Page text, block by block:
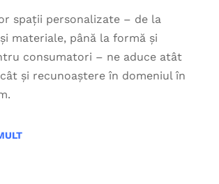
spații personalizate – de la
materiale, până la formă și
consumatori – ne aduce atât
și recunoaștere în domeniul în